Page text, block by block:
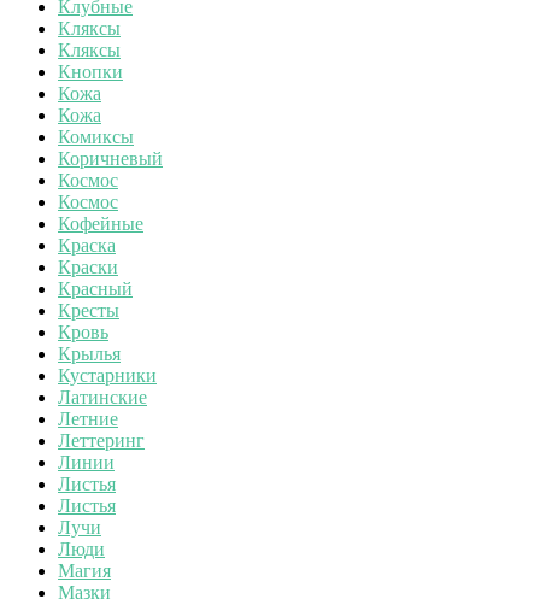
Клубные
Кляксы
Кляксы
Кнопки
Кожа
Кожа
Комиксы
Коричневый
Космос
Космос
Кофейные
Краска
Краски
Красный
Кресты
Кровь
Крылья
Кустарники
Латинские
Летние
Леттеринг
Линии
Листья
Листья
Лучи
Люди
Магия
Мазки